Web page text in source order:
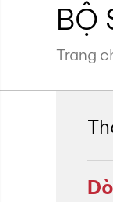
BỘ
Trang